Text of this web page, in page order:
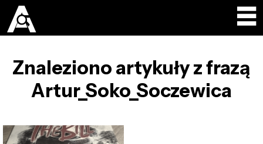
Znaleziono artykuły z frazą
Artur_Soko_Soczewica